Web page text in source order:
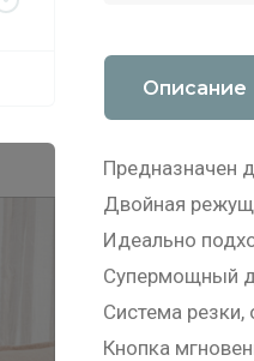
Описание
Предназначен
Двойная
Идеально
Супермощный
Система
Кнопка